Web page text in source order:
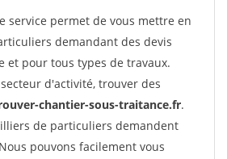
service permet de vous mettre en
demandant des devis
et pour tous types de travaux.
d'activité, trouver des
chantier-sous-traitance.fr.
de particuliers demandent
pouvons facilement vous